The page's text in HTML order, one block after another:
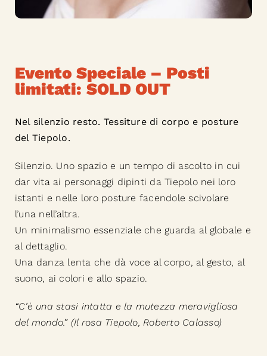
Evento Speciale – Posti
limitati: SOLD OUT
Nel silenzio resto. Tessiture di corpo e posture
del Tiepolo.
Silenzio. Uno spazio e un tempo di ascolto in cui
dar vita ai personaggi dipinti da Tiepolo nei loro
istanti e nelle loro posture facendole scivolare
l’una nell’altra.
Un minimalismo essenziale che guarda al globale e
al dettaglio.
Una danza lenta che dà voce al corpo, al gesto, al
suono, ai colori e allo spazio.
“C’è una stasi intatta e la mutezza meravigliosa
del mondo.” (Il rosa Tiepolo, Roberto Calasso)